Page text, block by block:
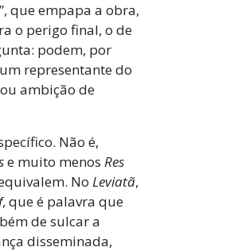
que empapa a obra,
o perigo final, o de
podem, por
representante do
ambição de
Não é,
e muito menos Res
No Leviatã,
, que é palavra que
de sulcar a
disseminada,